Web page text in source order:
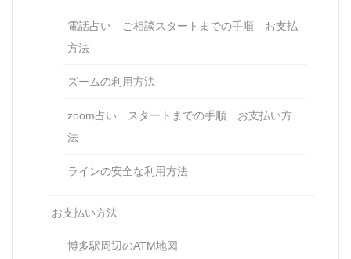
電話占い ご相談スタートまでの手順 お支払
方法
ズームの利用方法
zoom占い スタートまでの手順 お支払い方
法
ラインの安全な利用方法
お支払い方法
博多駅周辺のATM地図